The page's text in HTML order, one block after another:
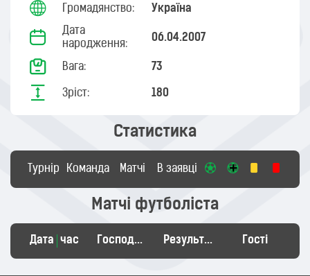
Громадянство: Україна
Дата
народження:
06.04.2007
Вага: 73
Зріст: 180
Статистика
Турнір Команда Матчі В заявці
Матчі футболіста
Дата час Господарі Результат Гості